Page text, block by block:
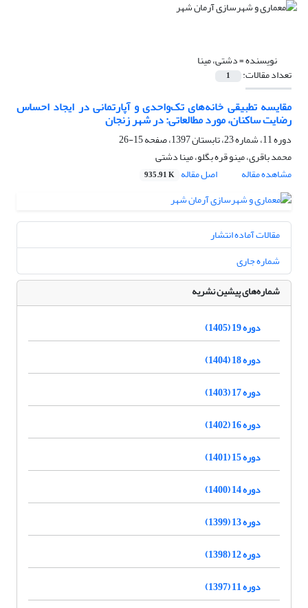
نویسنده =دشتی، مینا
تعداد مقالات: 1
مقایسه تطبیقی خانه‌های تک‌واحدی و آپارتمانی در ایجاد احساس
رضایت ساکنان، مورد مطالعاتی: در شهر زنجان
دوره 11، شماره 23، تابستان 1397، صفحه
15-26
محمد باقری، مینو قره بگلو، مینا دشتی
مشاهده مقاله
اصل مقاله 935.91 K
مقالات آماده انتشار
شماره جاری
شماره‌های پیشین نشریه
دوره 19 (1405)
دوره 18 (1404)
دوره 17 (1403)
دوره 16 (1402)
دوره 15 (1401)
دوره 14 (1400)
دوره 13 (1399)
دوره 12 (1398)
دوره 11 (1397)